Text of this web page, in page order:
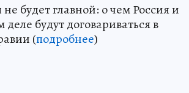
будет главной: о чем Россия и
будут договариваться в
(подробнее)